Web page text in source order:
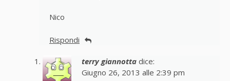
Nico
Rispondi
terry giannotta dice:
Giugno 26, 2013 alle 2:39 pm